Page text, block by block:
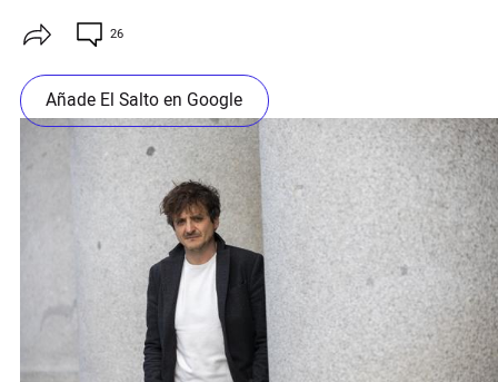
26
Añade El Salto en Google